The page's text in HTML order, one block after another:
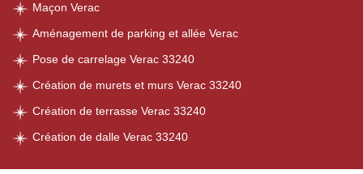
Maçon Verac
Aménagement de parking et allée Verac
Pose de carrelage Verac 33240
Création de murets et murs Verac 33240
Création de terrasse Verac 33240
Création de dalle Verac 33240